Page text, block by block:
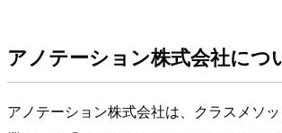
アノテーション株式会社につ
アノテーション株式会社は、クラスメソ